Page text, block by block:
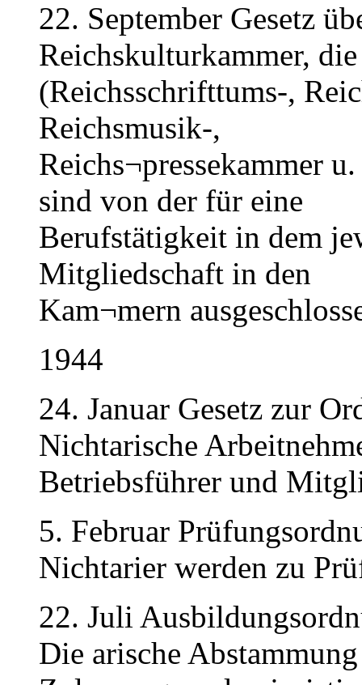
22. September Gesetz
Reichskulturkammer,
(Reichsschrifttums-,
Reichsmusik-,
Reichs¬pressekammer
sind von der für eine
Berufstätigkeit in dem
Mitgliedschaft in den
Kam¬mern
1944
24. Januar Gesetz zur
Nichtarische
Betriebsführer und
5. Februar
Nichtarier werden zu
22. Juli
Die arische